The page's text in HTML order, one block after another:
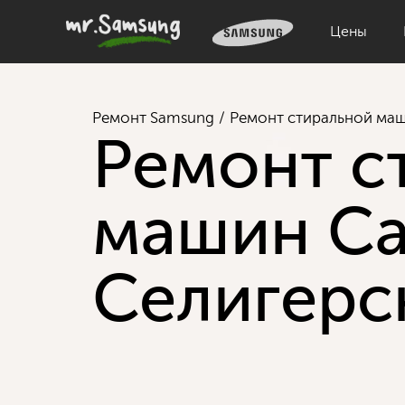
Цены
Ремонт Samsung Ремонт стиральной
Ремонт
машин